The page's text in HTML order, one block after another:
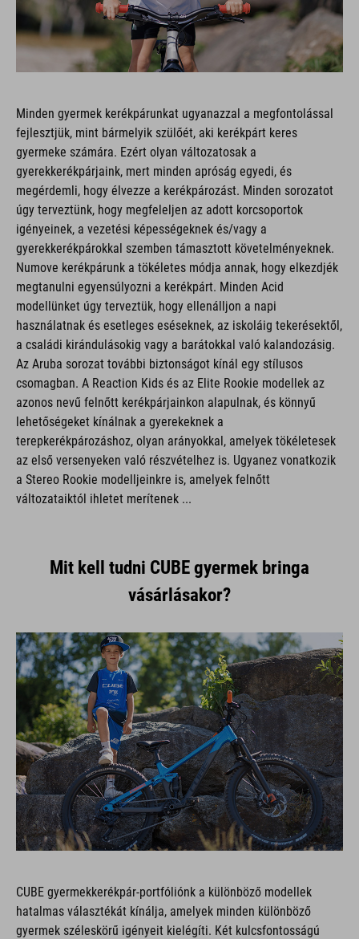
Minden gyermek kerékpárunkat ugyanazzal a megfontolással
fejlesztjük, mint bármelyik szülőét, aki kerékpárt keres
gyermeke számára. Ezért olyan változatosak a
gyerekkerékpárjaink, mert minden apróság egyedi, és
megérdemli, hogy élvezze a kerékpározást. Minden sorozatot
úgy terveztünk, hogy megfeleljen az adott korcsoportok
igényeinek, a vezetési képességeknek és/vagy a
gyerekkerékpárokkal szemben támasztott követelményeknek.
Numove kerékpárunk a tökéletes módja annak, hogy elkezdjék
megtanulni egyensúlyozni a kerékpárt. Minden Acid
modellünket úgy terveztük, hogy ellenálljon a napi
használatnak és esetleges eséseknek, az iskoláig tekerésektől,
a családi kirándulásokig vagy a barátokkal való kalandozásig.
Az Aruba sorozat további biztonságot kínál egy stílusos
csomagban. A Reaction Kids és az Elite Rookie modellek az
azonos nevű felnőtt kerékpárjainkon alapulnak, és könnyű
lehetőségeket kínálnak a gyerekeknek a
terepkerékpározáshoz, olyan arányokkal, amelyek tökéletesek
az első versenyeken való részvételhez is. Ugyanez vonatkozik
a Stereo Rookie modelljeinkre is, amelyek felnőtt
változataiktól ihletet merítenek ...
Mit kell tudni CUBE gyermek bringa
vásárlásakor?
CUBE gyermekkerékpár-portfóliónk a különböző modellek
hatalmas választékát kínálja, amelyek minden különböző
gyermek széleskörű igényeit kielégíti. Két kulcsfontosságú